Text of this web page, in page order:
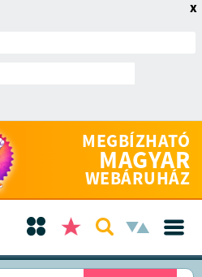
x
MEGBÍZHATÓ
MAGYAR
WEBÁRUHÁZ